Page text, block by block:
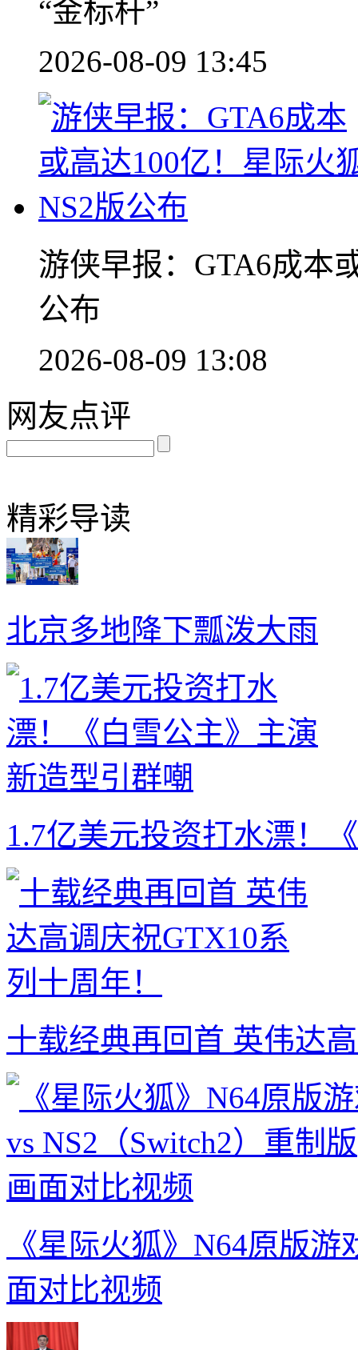
“金标杆”
2026-08-09 13:45
游侠早报：GTA6成本
公布
2026-08-09 13:08
网友点评
精彩导读
北京多地降下瓢泼大雨
1.7亿美元投资打水漂！
十载经典再回首 英伟达
《星际火狐》N64原版
面对比视频